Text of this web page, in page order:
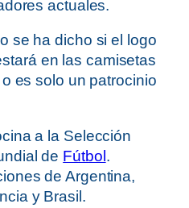
actuales.
se ha dicho si el logo
en las camisetas
es solo un patrocinio
a la Selección
de Fútbol.
de Argentina,
y Brasil.